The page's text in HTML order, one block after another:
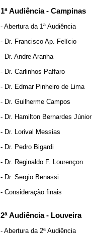
1ª Audiência - Campinas
- Abertura da 1ª Audiência
- Dr. Francisco Ap. Felício
- Dr. Andre Aranha
- Dr. Carlinhos Paffaro
- Dr. Edmar Pinheiro de Lima
- Dr. Guilherme Campos
- Dr. Hamilton Bernardes Júnior
- Dr. Lorival Messias
- Dr. Pedro Bigardi
- Dr. Reginaldo F. Lourençon
- Dr. Sergio Benassi
- Consideração finais
2ª Audiência - Louveira
- Abertura da 2ª Audiência